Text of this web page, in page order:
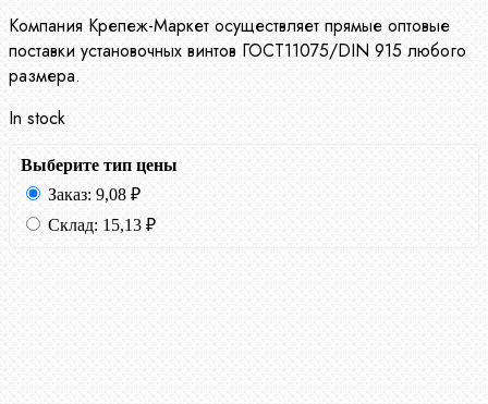
Компания Крепеж-Маркет осуществляет прямые оптовые
поставки установочных винтов ГОСТ11075/DIN 915 любого
размера.
In stock
Выберите тип цены
Заказ: 9,08 ₽
Склад: 15,13 ₽